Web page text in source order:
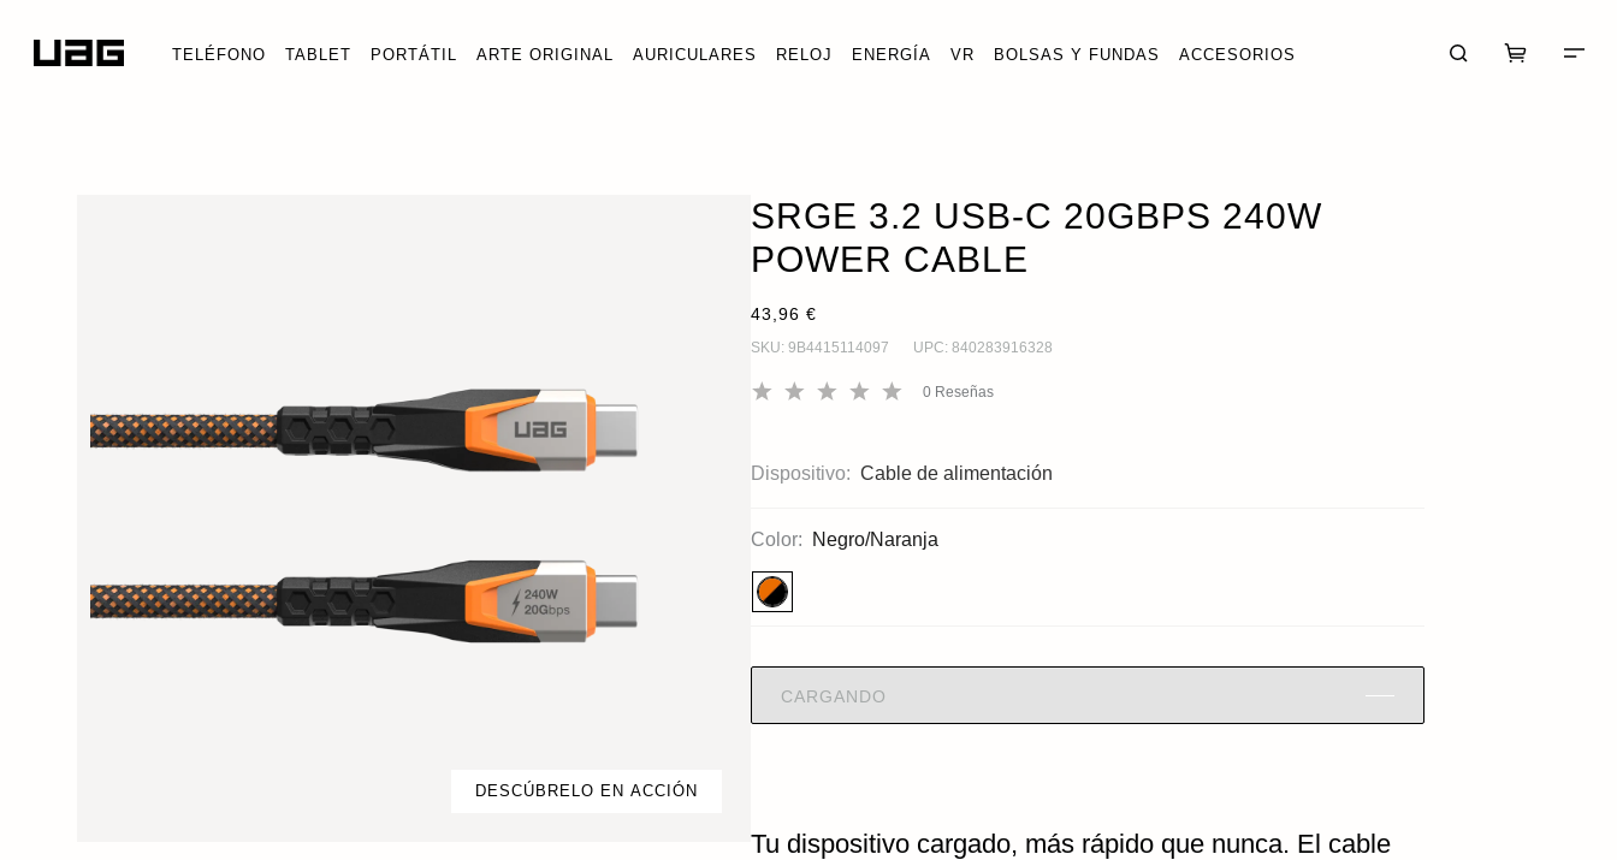
TELÉFONO TABLET PORTÁTIL ARTE ORIGINAL AURICULARES RELOJ ENERGÍA VR BOLSAS Y FUNDAS ACCESORIOS
DESCÚBRELO EN ACCIÓN
SRGE 3.2 USB-C 20GBPS 240W
POWER CABLE
43,96 €
SKU: 9B4415114097 UPC: 840283916328
0 Reseñas
Color: Negro/Naranja
Dispositivo: Cable de alimentación
CARGANDO
Tu dispositivo cargado, más rápido que nunca. El cable